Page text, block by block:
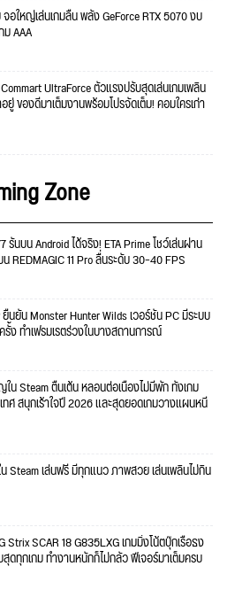
จอใหญ่เล่นเกมลื่น พลัง GeForce RTX 5070 งบ
AAA
UltraForce ตัวแรงปรับสุดเล่นเกมเพลิน
ยู่ ของดีมาเต็มงานพร้อมโปรจัดเต็ม! คอมใครเก่า
Zone
รันบน Android ได้จริง! ETA Prime โชว์เล่นผ่าน
REDMAGIC 11 Pro ลื่นระดับ 30–40 FPS
นยัน Monster Hunter Wilds เวอร์ชัน PC มีระบบ
ง ทำเฟรมเรตร่วงในบางสถานการณ์
น Steam ตื่นเต้น หลอนต่อเนื่องไม่มีพัก ทั้งเกม
ทศ สนุกเร้าใจปี 2026 และสุดยอดเกมวางแผนหนี
ใน Steam เล่นฟรี มีทุกแนว ภาพสวย เล่นเพลินไม่กิน
Strix SCAR 18 G835LXG เกมมิ่งโน้ตบุ๊กเรือธง
ดทุกเกม ทำงานหนักก็ไม่กลัว ฟีเจอร์มาเต็มครบ